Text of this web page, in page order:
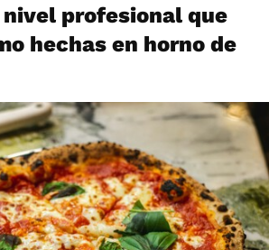
nivel profesional que
hechas en horno de